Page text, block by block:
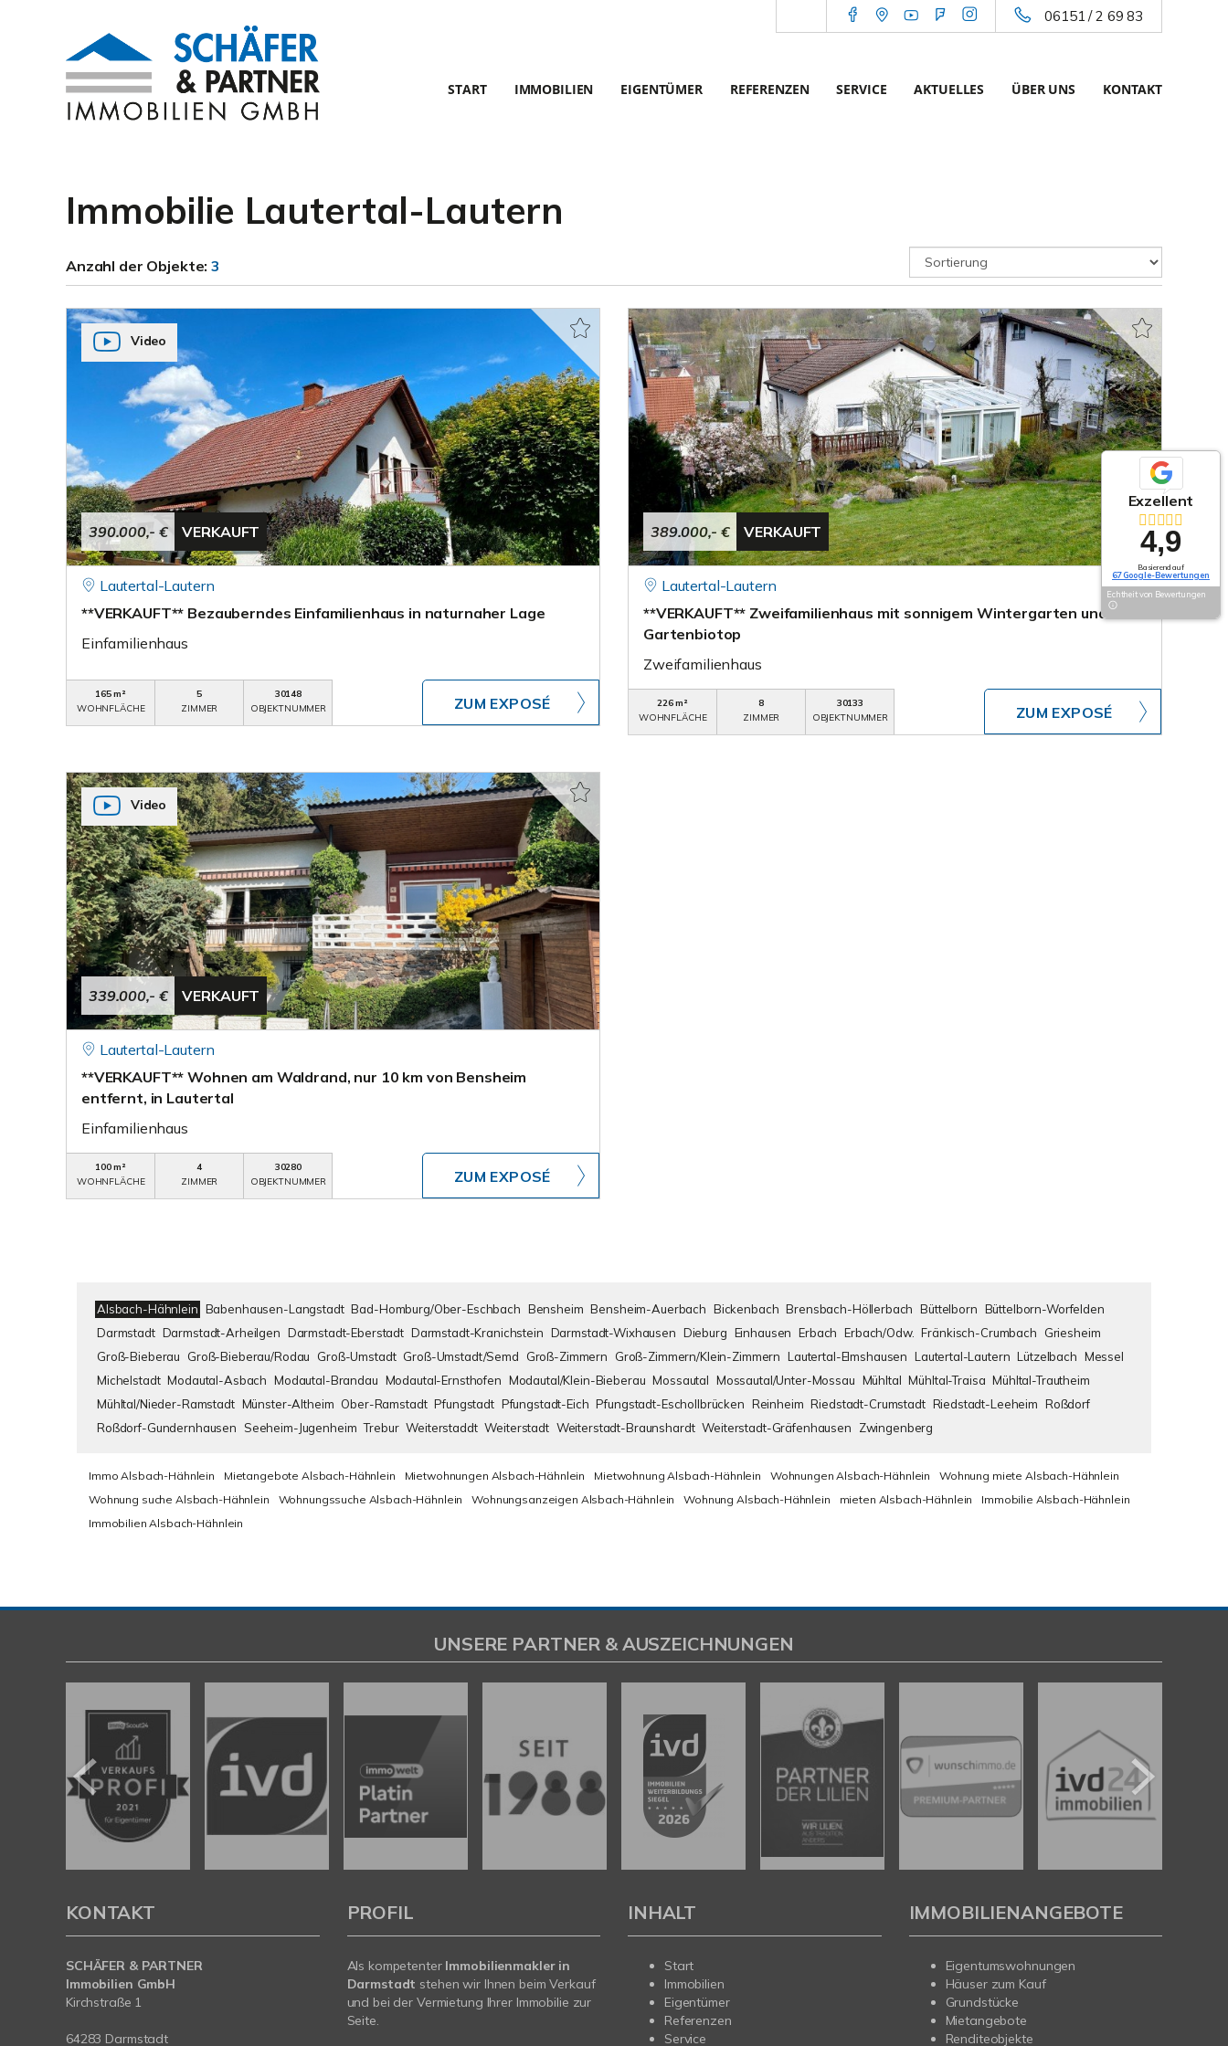
06151 / 2 69 83
START IMMOBILIEN EIGENTÜMER REFERENZEN SERVICE AKTUELLES ÜBER UNS KONTAKT
Immobilie Lautertal-Lautern
Anzahl der Objekte:3
390.000,- € VERKAUFT
Video
Lautertal-Lautern
**VERKAUFT** Bezauberndes Einfamilienhaus in naturnaher Lage
Einfamilienhaus
165 m²
WOHNFLÄCHE
5
ZIMMER
30148
OBJEKTNUMMER
ZUM EXPOSÉ
389.000,- € VERKAUFT
Lautertal-Lautern
**VERKAUFT** Zweifamilienhaus mit sonnigem Wintergarten und
Gartenbiotop
Zweifamilienhaus
226 m²
WOHNFLÄCHE
8
ZIMMER
30133
OBJEKTNUMMER
ZUM EXPOSÉ
339.000,- € VERKAUFT
Video
Lautertal-Lautern
**VERKAUFT** Wohnen am Waldrand, nur 10 km von Bensheim
entfernt, in Lautertal
Einfamilienhaus
100 m²
WOHNFLÄCHE
4
ZIMMER
30280
OBJEKTNUMMER
ZUM EXPOSÉ
Alsbach-Hähnlein Babenhausen-Langstadt Bad-Homburg/Ober-Eschbach Bensheim Bensheim-Auerbach Bickenbach Brensbach-Höllerbach Büttelborn Büttelborn-Worfelden
Darmstadt Darmstadt-Arheilgen Darmstadt-Eberstadt Darmstadt-Kranichstein Darmstadt-Wixhausen Dieburg Einhausen Erbach Erbach/Odw. Fränkisch-Crumbach
Griesheim
Groß-Bieberau
Groß-Bieberau/Rodau Groß-Umstadt Groß-Umstadt/Semd Groß-Zimmern Groß-Zimmern/Klein-Zimmern Lautertal-Elmshausen Lautertal-Lautern Lützelbach Messel
Michelstadt Modautal-Asbach Modautal-Brandau Modautal-Ernsthofen Modautal/Klein-Bieberau Mossautal Mossautal/Unter-Mossau Mühltal Mühltal-Traisa Mühltal-Trautheim
Mühltal/Nieder-Ramstadt Münster-Altheim Ober-Ramstadt Pfungstadt Pfungstadt-Eich Pfungstadt-Eschollbrücken Reinheim Riedstadt-Crumstadt Riedstadt-Leeheim Roßdorf
Roßdorf-Gundernhausen Seeheim-Jugenheim Trebur Weiterstaddt Weiterstadt Weiterstadt-Braunshardt Weiterstadt-Gräfenhausen Zwingenberg
Immo Alsbach-Hähnlein Mietangebote Alsbach-Hähnlein Mietwohnungen Alsbach-Hähnlein Mietwohnung Alsbach-Hähnlein Wohnungen Alsbach-Hähnlein
Wohnung miete Alsbach-Hähnlein
Wohnung suche Alsbach-Hähnlein
Wohnungssuche Alsbach-Hähnlein Wohnungsanzeigen Alsbach-Hähnlein Wohnung Alsbach-Hähnlein mieten Alsbach-Hähnlein
Immobilie Alsbach-Hähnlein
Immobilien Alsbach-Hähnlein
Exzellent
4,9
Basierend auf
67 Google-Bewertungen
Echtheit von Bewertungen
UNSERE PARTNER & AUSZEICHNUNGEN
KONTAKT
SCHÄFER & PARTNER
Immobilien GmbH
Kirchstraße 1
64283 Darmstadt
PROFIL
Als kompetenter Immobilienmakler in
Darmstadt stehen wir Ihnen beim Verkauf
und bei der Vermietung Ihrer Immobilie zur
Seite.
INHALT
Start
Immobilien
Eigentümer
Referenzen
Service
IMMOBILIENANGEBOTE
Eigentumswohnungen
Häuser zum Kauf
Grundstücke
Mietangebote
Renditeobjekte